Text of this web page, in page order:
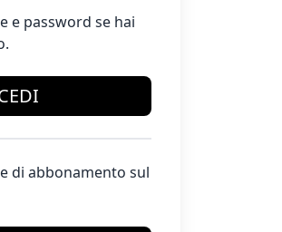
e password se hai
di abbonamento sul